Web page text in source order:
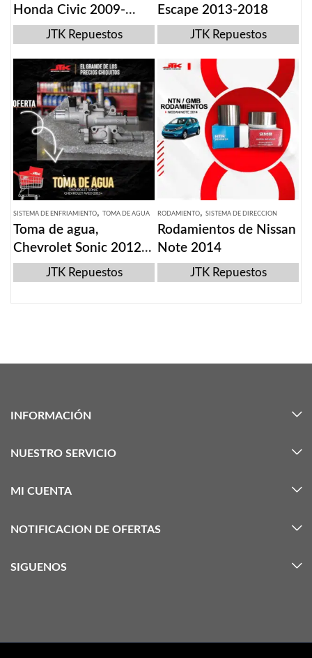
Honda Civic 2009-
2011JTK Repuestos
Escape 2013-2018
JTK Repuestos
SISTEMA DE ENFRIAMIENTO, TOMA DE AGUA
Toma de agua,
Chevrolet Sonic 2012-
2018JTK Repuestos
RODAMIENTO, SISTEMA DE DIRECCION
Rodamientos de Nissan
Note 2014
JTK Repuestos
INFORMACIÓN
NUESTRO SERVICIO
MI CUENTA
NOTIFICACION DE OFERTAS
SIGUENOS